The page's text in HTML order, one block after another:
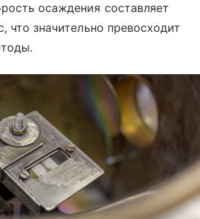
осаждения составляет
что значительно превосходит